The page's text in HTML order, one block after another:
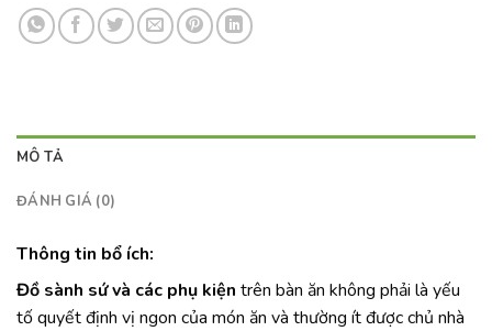
MÔ TẢ
ĐÁNH GIÁ (0)
Thông tin bổ ích:
Đồ sành sứ và các phụ kiện trên bàn ăn không phải là yếu
tố quyết định vị ngon của món ăn và thường ít được chủ nhà